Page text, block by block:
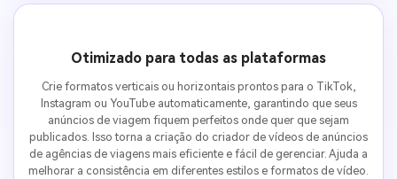
Otimizado para todas as plataformas
Crie formatos verticais ou horizontais prontos para o TikTok,
Instagram ou YouTube automaticamente, garantindo que seus
anúncios de viagem fiquem perfeitos onde quer que sejam
publicados. Isso torna a criação do criador de vídeos de anúncios
de agências de viagens mais eficiente e fácil de gerenciar. Ajuda a
melhorar a consistência em diferentes estilos e formatos de vídeo.